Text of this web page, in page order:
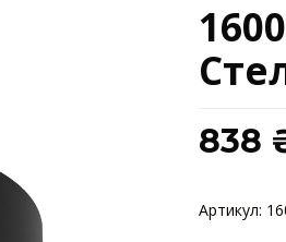
838
Артикул: